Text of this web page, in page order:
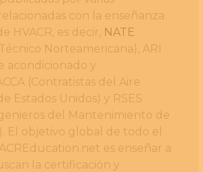
con la enseñanza
HVACR, es decir, NATE
Norteamericana), ARI
acondicionado y
(Contratistas del Aire
Estados Unidos) y RSES
del Mantenimiento de
El objetivo global de todo el
es enseñar a
la certificación y